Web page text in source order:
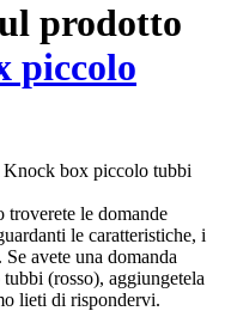
prodotto
piccolo
box piccolo tubbi
troverete le domande
le caratteristiche, i
avete una domanda
(rosso), aggiungetela
lieti di rispondervi.